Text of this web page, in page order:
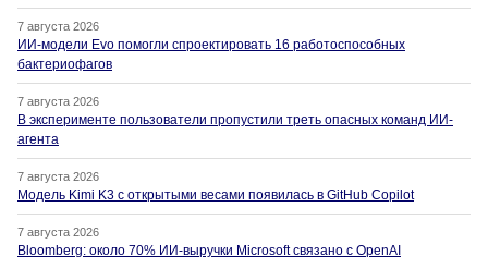
7 августа 2026
ИИ-модели Evo помогли спроектировать 16 работоспособных
бактериофагов
7 августа 2026
В эксперименте пользователи пропустили треть опасных команд ИИ-
агента
7 августа 2026
Модель Kimi K3 с открытыми весами появилась в GitHub Copilot
7 августа 2026
Bloomberg: около 70% ИИ-выручки Microsoft связано с OpenAI